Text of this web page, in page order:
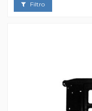
Filtro